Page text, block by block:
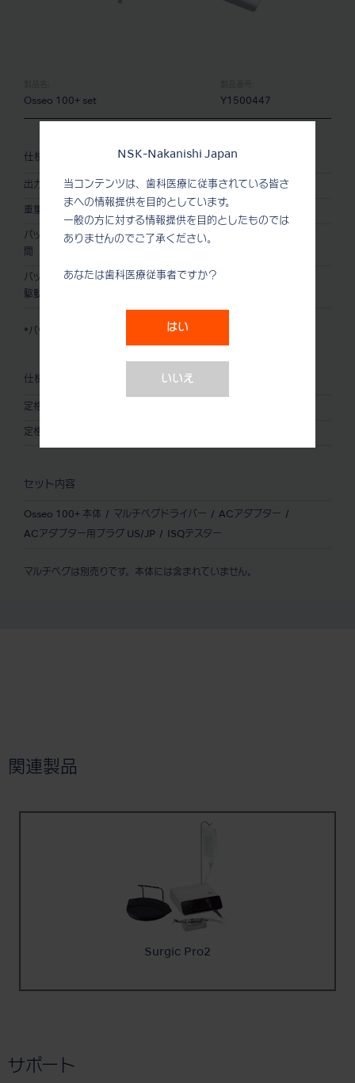
NSK-Nakanishi Japan
当コンテンツは、歯科医療に従事されている皆さ
まへの情報提供を目的としています。
一般の方に対する情報提供を目的としたものでは
ありませんのでご了承ください。
あなたは歯科医療従事者ですか？
はい
いいえ
Osseo 100+ set Y1500447
仕様 (Osseo 100+)
出力 DC 5V 1 VA
重量
バッテリー充電時
間
約3時間*
バッテリーの連続
駆動時間
約1時間*
*バッテリーは、使用状況により異なります。
仕様 (ACアダプター)
定格入力
定格出力
セット内容
Osseo 100+ 本体 マルチペグドライバー ACアダプター
ACアダプター用プラグ US/JP ISQテスター
マルチペグは別売りです。本体には含まれていません。
関連製品
Surgic Pro2
サポート